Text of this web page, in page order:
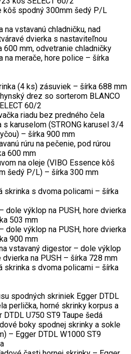
kôš spodný 300mm šedý P/L
na vstavanú chladničku, nad
dvierka s nastaviteľnou
600 mm, odvetranie chladničky
na merače, hore police – šírka
(4 ks) zásuviek – šírka 688 mm
drez so sorterom BLANCO
60/2
riadu bez predného čela
s karuselom (STRONG karusel 3/4
– šírka 900 mm
rúru na pečenie, pod rúrou
600 mm
na oleje (VIBO Essence kôš
šedý P/L) – šírka 300 mm
skrinka s dvoma policami – šírka
dole výklop na PUSH, hore dvierka
503 mm
dole výklop na PUSH, hore dvierka
900 mm
vstavaný digestor – dole výklop
dvierka na PUSH – šírka 728 mm
skrinka s dvoma policami – šírka
spodných skriniek Egger DTDL
perlička, horné skrinky korpus a
U750 ST9 Taupe šedá
boky spodnej skrinky a sokle
– Egger DTDL W1000 ST9